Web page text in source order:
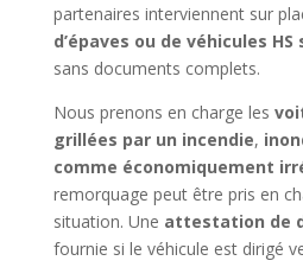
partenaires interviennent sur
d’épaves ou de véhicules
sans documents complets.
Nous prenons en charge les
grillées par un incendie,
comme économiquement
remorquage peut être pris en
situation. Une attestation de
fournie si le véhicule est dirigé